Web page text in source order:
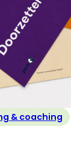
& coaching